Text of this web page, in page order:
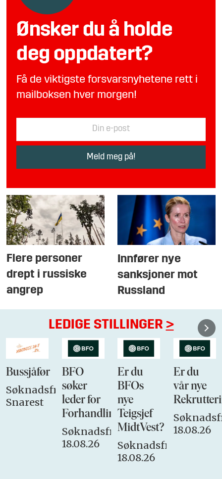
Ønsker du å holde
deg oppdatert?
Få de viktigste forsvarsnyhetene rett i
mailboksen hver morgen!
Flere personer
drept i russiske
angrep
Innfører nye
sanksjoner mot
Russland
LEDIGE STILLINGER >
Bussjåfør
Søknadsfrist:
Snarest
BFO
søker
leder for
Forhandlingsutvalget
Søknadsfrist:
18.08.26
Er du
BFOs
nye
Teigsjef
MidtVest?
Søknadsfrist:
18.08.26
Er du
vår nye
18.08.26